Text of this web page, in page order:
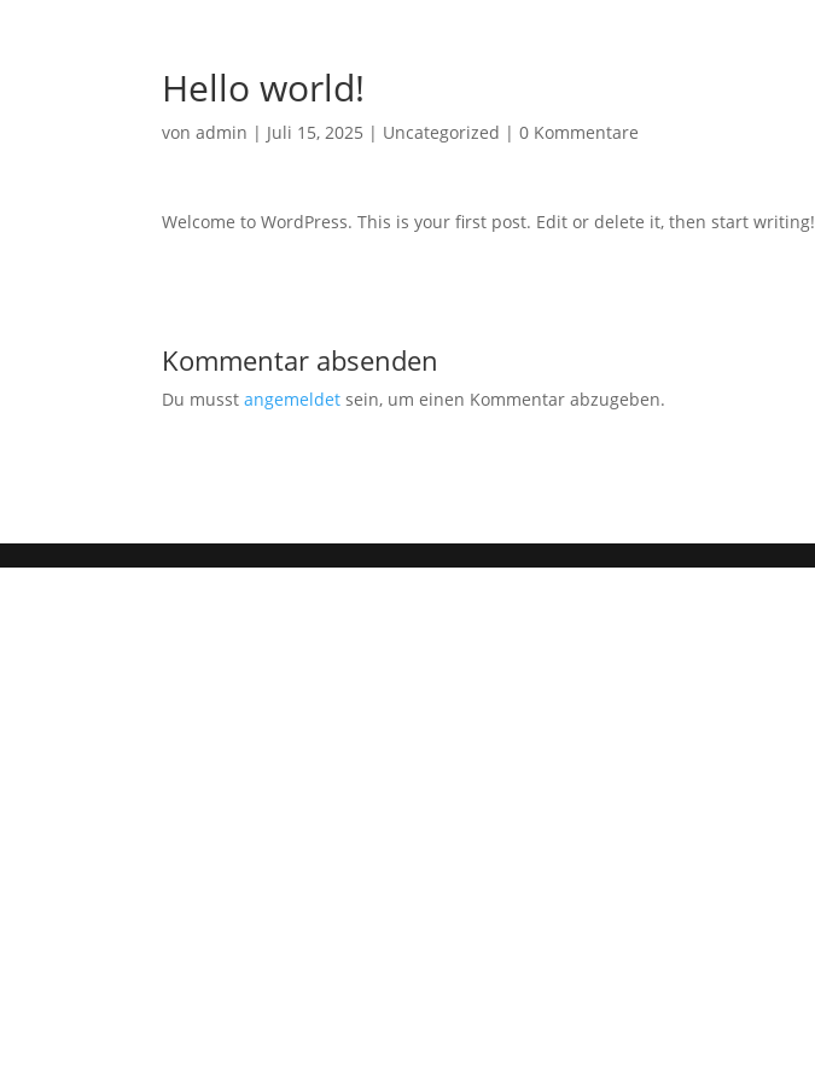
Hello world!
vonadmin | Juli 15, 2025 | Uncategorized |0 Kommentare
Welcome to WordPress. This is your first post. Edit or delete it, then start writing!
Kommentar absenden
Du musstangemeldet sein, um einen Kommentar abzugeben.